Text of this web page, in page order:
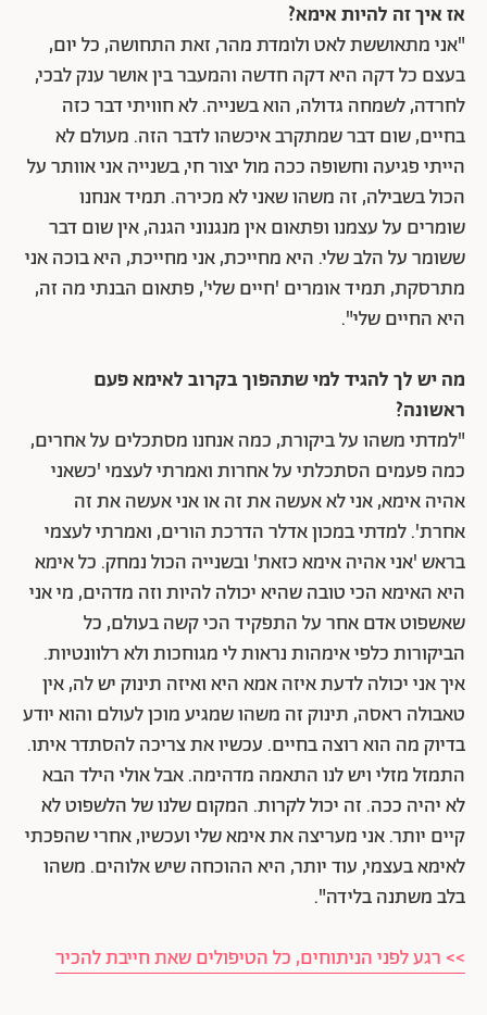
אז איך זה להיות אימא?
"אני מתאוששת לאט ולומדת מהר, זאת התחושה, כל יום,
בעצם כל דקה היא דקה חדשה והמעבר בין אושר ענק לבכי,
לחרדה, לשמחה גדולה, הוא בשנייה. לא חוויתי דבר כזה
בחיים, שום דבר שמתקרב איכשהו לדבר הזה. מעולם לא
הייתי פגיעה וחשופה ככה מול יצור חי, בשנייה אני אוותר על
הכול בשבילה, זה משהו שאני לא מכירה. תמיד אנחנו
שומרים על עצמנו ופתאום אין מנגנוני הגנה, אין שום דבר
ששומר על הלב שלי. היא מחייכת, אני מחייכת, היא בוכה אני
מתרסקת, תמיד אומרים 'חיים שלי', פתאום הבנתי מה זה,
היא החיים שלי".
מה יש לך להגיד למי שתהפוך בקרוב לאימא פעם
ראשונה?
"למדתי משהו על ביקורת, כמה אנחנו מסתכלים על אחרים,
כמה פעמים הסתכלתי על אחרות ואמרתי לעצמי 'כשאני
אהיה אימא, אני לא אעשה את זה או אני אעשה את זה
אחרת'. למדתי במכון אדלר הדרכת הורים, ואמרתי לעצמי
בראש 'אני אהיה אימא כזאת' ובשנייה הכול נמחק. כל אימא
היא האימא הכי טובה שהיא יכולה להיות וזה מדהים, מי אני
שאשפוט אדם אחר על התפקיד הכי קשה בעולם, כל
הביקורות כלפי אימהות נראות לי מגוחכות ולא רלוונטיות.
איך אני יכולה לדעת איזה אמא היא ואיזה תינוק יש לה, אין
טאבולה ראסה, תינוק זה משהו שמגיע מוכן לעולם והוא יודע
בדיוק מה הוא רוצה בחיים. עכשיו את צריכה להסתדר איתו.
התמזל מזלי ויש לנו התאמה מדהימה. אבל אולי הילד הבא
לא יהיה ככה. זה יכול לקרות. המקום שלנו של הלשפוט לא
קיים יותר. אני מעריצה את אימא שלי ועכשיו, אחרי שהפכתי
לאימא בעצמי, עוד יותר, היא ההוכחה שיש אלוהים. משהו
בלב משתנה בלידה".
>> רגע לפני הניתוחים, כל הטיפולים שאת חייבת להכיר